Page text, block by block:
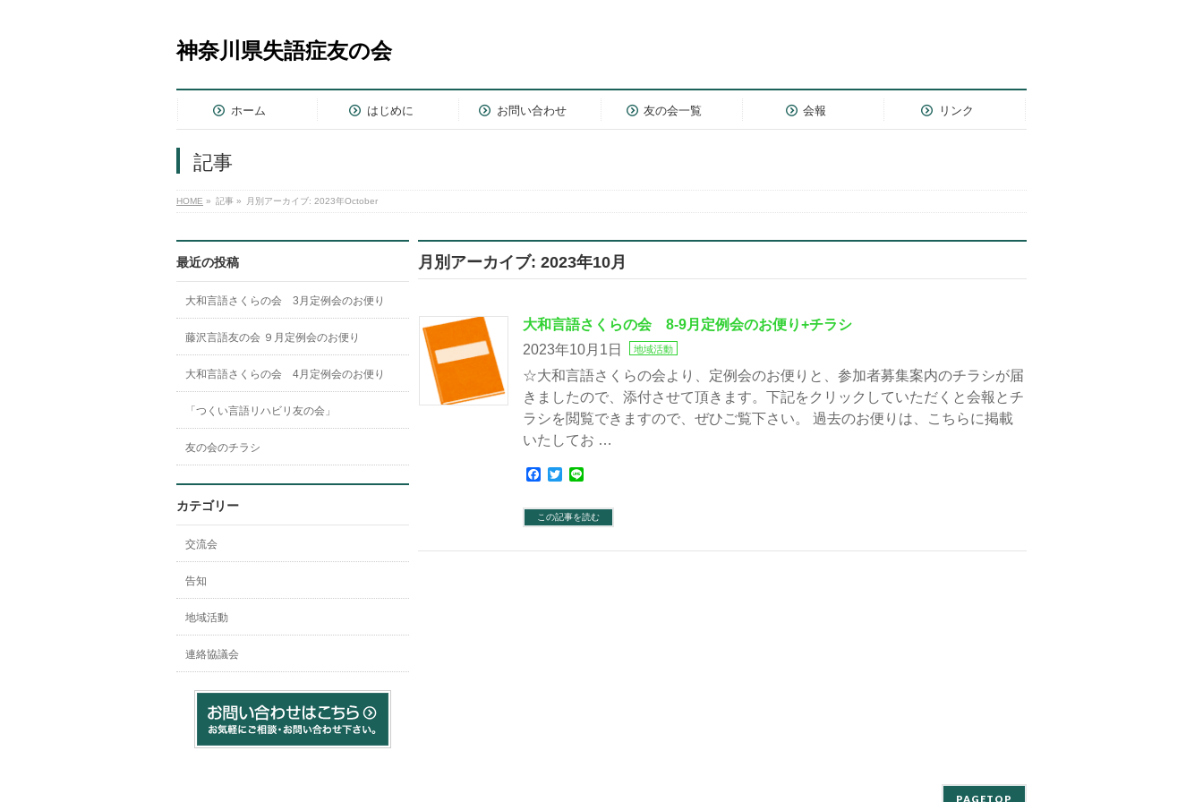
神奈川県失語症友の会
ホーム はじめに お問い合わせ 友の会一覧 会報 リンク
記事
HOME » 記事 » 月別アーカイブ: 2023年October
月別アーカイブ: 2023年10月
大和言語さくらの会 8-9月定例会のお便り+チラシ
2023年10月1日
地域活動
☆大和言語さくらの会より、定例会のお便りと、参加者募集案内のチラシが届
きましたので、添付させて頂きます。下記をクリックしていただくと会報とチ
ラシを閲覧できますので、ぜひご覧下さい。 過去のお便りは、こちらに掲載
いたしてお …
Facebook
Twitter
この記事を読む
最近の投稿
大和言語さくらの会 3月定例会のお便り
藤沢言語友の会 ９月定例会のお便り
大和言語さくらの会 4月定例会のお便り
「つくい言語リハビリ友の会」
友の会のチラシ
カテゴリー
交流会
告知
地域活動
連絡協議会
PAGETOP